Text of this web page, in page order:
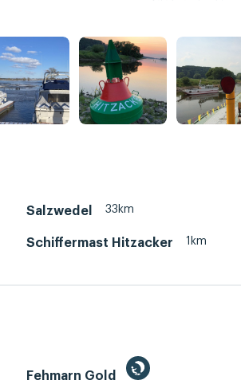
Salzwedel 33km
Schiffermast Hitzacker 1km
Fehmarn Gold